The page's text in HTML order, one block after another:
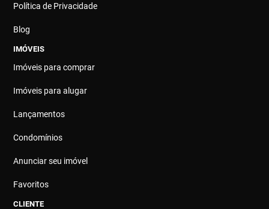
Política de Privacidade
Blog
IMÓVEIS
Imóveis para comprar
Imóveis para alugar
Lançamentos
Condomínios
Anunciar seu imóvel
Favoritos
CLIENTE